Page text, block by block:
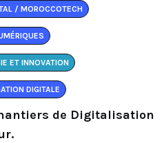
/ MOROCCOTECH
ET INNOVATION
DIGITALE
de Digitalisation